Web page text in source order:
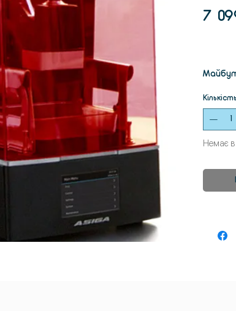
7
та
Кількість
Немає в